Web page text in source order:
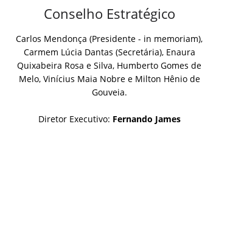
Conselho Estratégico
Carlos Mendonça (Presidente - in memoriam),
Carmem Lúcia Dantas (Secretária), Enaura
Quixabeira Rosa e Silva, Humberto Gomes de
Melo, Vinícius Maia Nobre e Milton Hênio de
Gouveia.
Diretor Executivo: Fernando James